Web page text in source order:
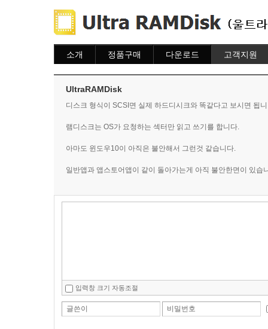
소개 정품구매
이용안내
다운로드 고객지원
UltraRAMDisk
디스크 형식이 SCSI면 실제 하드디시크와 똑같다고 보시면 됩
램디스크는 OS가 요청하는 섹터만 읽고 쓰기를 합니다.
아마도 윈도우10이 아직은 불안해서 그런것 같습니다.
일반앱과 앱스토어앱이 같이 돌아가는게 아직 불안한면이 있습
입력창 크기 자동조절
글쓴이 비밀번호